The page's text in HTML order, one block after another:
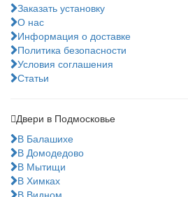
Заказать установку
О нас
Информация о доставке
Политика безопасности
Условия соглашения
Статьи
Двери в Подмосковье
В Балашихе
В Домодедово
В Мытищи
В Химках
В Видном